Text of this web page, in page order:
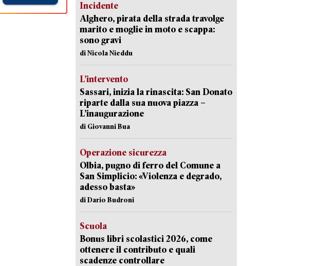
Incidente
Alghero, pirata della strada travolge
marito e moglie in moto e scappa:
sono gravi
di Nicola Nieddu
L’intervento
Sassari, inizia la rinascita: San Donato
riparte dalla sua nuova piazza –
L’inaugurazione
di Giovanni Bua
Operazione sicurezza
Olbia, pugno di ferro del Comune a
San Simplicio: «Violenza e degrado,
adesso basta»
di Dario Budroni
Scuola
Bonus libri scolastici 2026, come
ottenere il contributo e quali
scadenze controllare